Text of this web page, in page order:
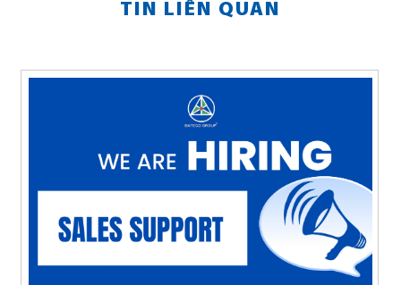
TIN LIÊN QUAN